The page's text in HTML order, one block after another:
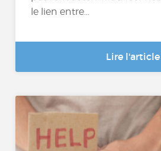
le lien entre...
Lire l'article